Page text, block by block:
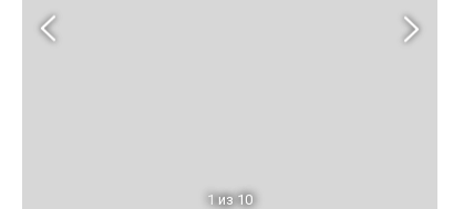
1 из 10